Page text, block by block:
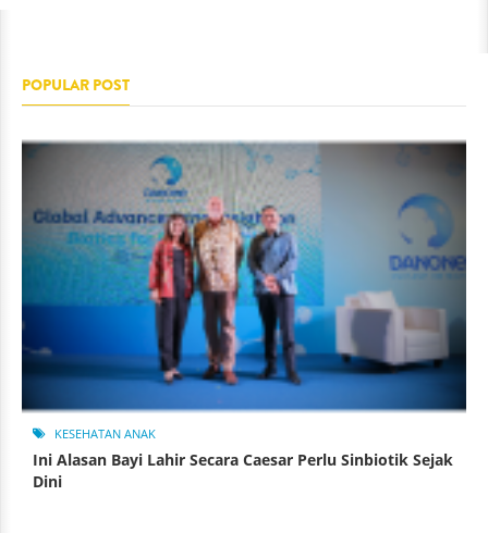
POPULAR POST
KESEHATAN ANAK
Ini Alasan Bayi Lahir Secara Caesar Perlu Sinbiotik Sejak
Dini